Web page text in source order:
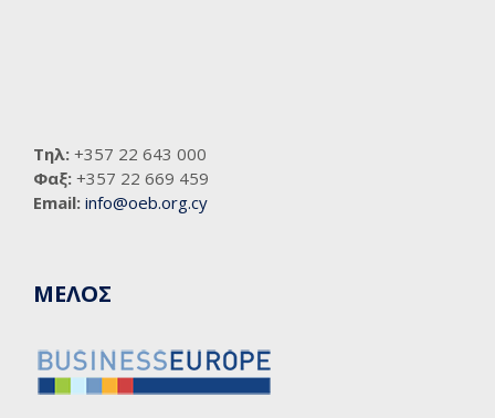
Τηλ: +357 22 643 000
Φαξ: +357 22 669 459
Email: info@oeb.org.cy
ΜΕΛΟΣ